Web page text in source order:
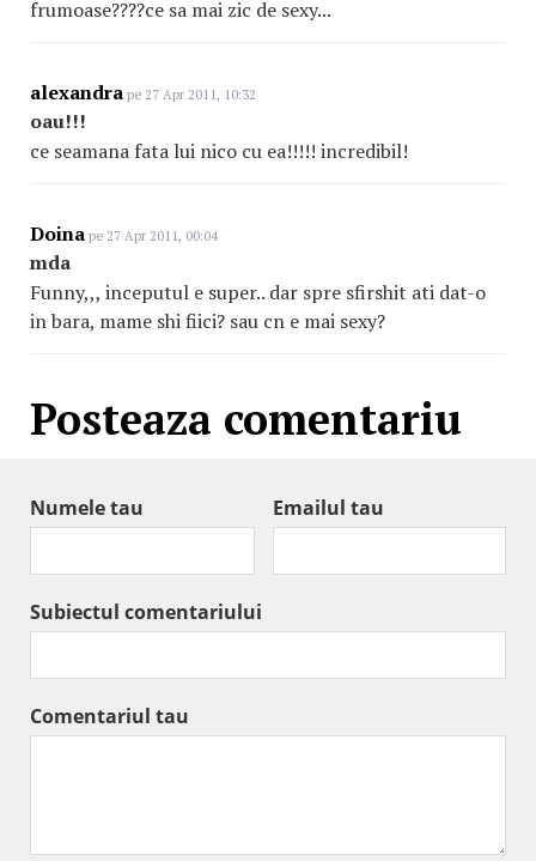
frumoase????ce sa mai zic de sexy...
alexandra pe 27 Apr 2011, 10:32
oau!!!
ce seamana fata lui nico cu ea!!!!! incredibil!
Doina pe 27 Apr 2011, 00:04
mda
Funny,,, inceputul e super.. dar spre sfirshit ati dat-o
in bara, mame shi fiici? sau cn e mai sexy?
Posteaza comentariu
Numele tau Emailul tau
Subiectul comentariului
Comentariul tau